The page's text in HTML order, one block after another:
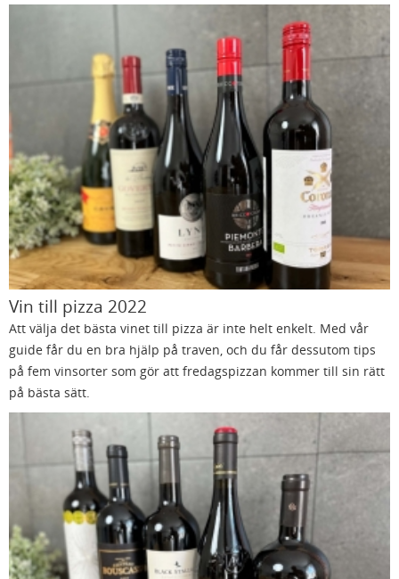
Vin till pizza 2022
Att välja det bästa vinet till pizza är inte helt enkelt. Med vår
guide får du en bra hjälp på traven, och du får dessutom tips
på fem vinsorter som gör att fredagspizzan kommer till sin rätt
på bästa sätt.